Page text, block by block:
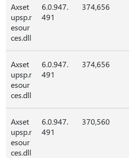
Axset
upsp.r
esour
ces.dll
6.0.947.
491
374,656
Axset
upsp.r
esour
ces.dll
6.0.947.
491
374,656
Axset
upsp.r
esour
ces.dll
6.0.947.
491
370,560